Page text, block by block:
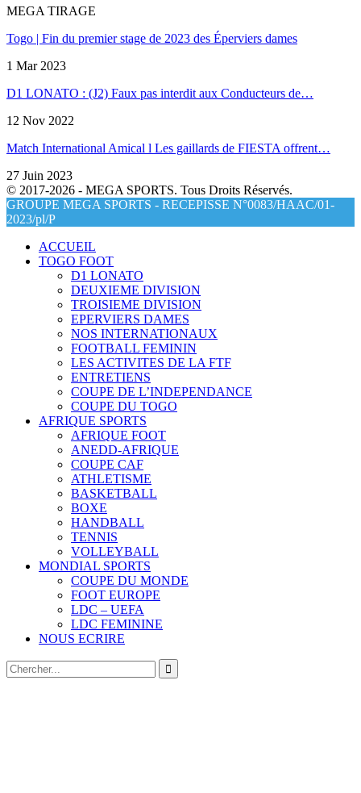
MEGA TIRAGE
Togo | Fin du premier stage de 2023 des Éperviers dames
1 Mar 2023
D1 LONATO : (J2) Faux pas interdit aux Conducteurs de…
12 Nov 2022
Match International Amical l Les gaillards de FIESTA offrent…
27 Juin 2023
© 2017-2026 - MEGA SPORTS. Tous Droits Réservés.
GROUPE MEGA SPORTS - RECEPISSE N°0083/HAAC/01-
2023/pl/P
ACCUEIL
TOGO FOOT
D1 LONATO
DEUXIEME DIVISION
TROISIEME DIVISION
EPERVIERS DAMES
NOS INTERNATIONAUX
FOOTBALL FEMININ
LES ACTIVITES DE LA FTF
ENTRETIENS
COUPE DE L’INDEPENDANCE
COUPE DU TOGO
AFRIQUE SPORTS
AFRIQUE FOOT
ANEDD-AFRIQUE
COUPE CAF
ATHLETISME
BASKETBALL
BOXE
HANDBALL
TENNIS
VOLLEYBALL
MONDIAL SPORTS
COUPE DU MONDE
FOOT EUROPE
LDC – UEFA
LDC FEMININE
NOUS ECRIRE